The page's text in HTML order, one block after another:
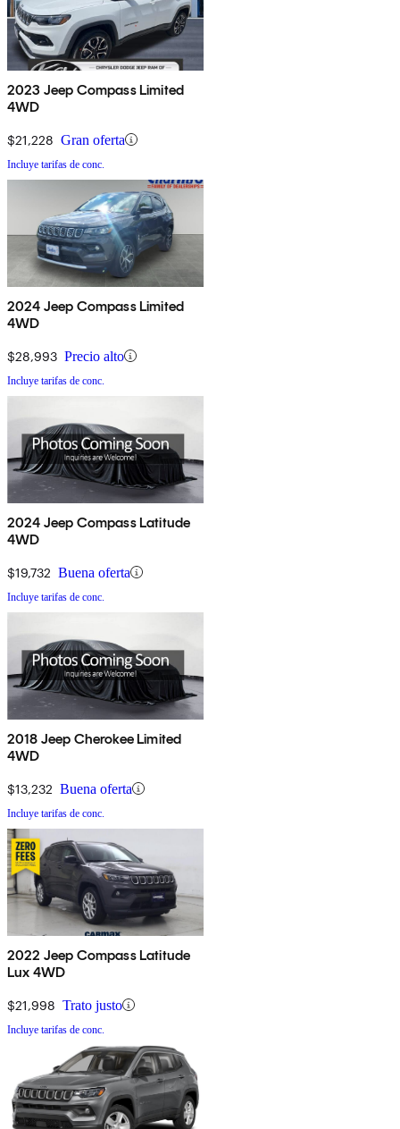
2023 Jeep Compass Limited
4WD
$21,228 Gran oferta
Incluye tarifas de conc.
2024 Jeep Compass Limited
4WD
$28,993 Precio alto
Incluye tarifas de conc.
2024 Jeep Compass Latitude
4WD
$19,732 Buena oferta
Incluye tarifas de conc.
2018 Jeep Cherokee Limited
4WD
$13,232 Buena oferta
Incluye tarifas de conc.
2022 Jeep Compass Latitude
Lux 4WD
$21,998 Trato justo
Incluye tarifas de conc.